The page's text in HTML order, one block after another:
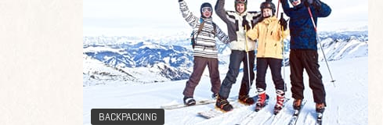
BACKPACKING